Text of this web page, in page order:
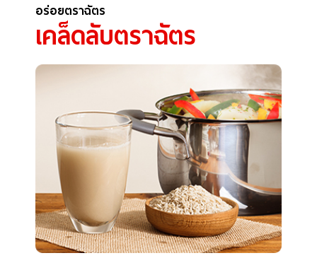
อร่อยตราฉัตร
เคล็ดลับตราฉัตร